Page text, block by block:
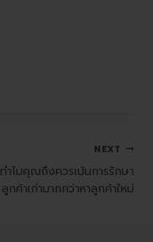
NEXT
ทำไมคุณถึงควรเน้นการรักษา
ลูกค้าเก่ามากกว่าหาลูกค้าใหม่